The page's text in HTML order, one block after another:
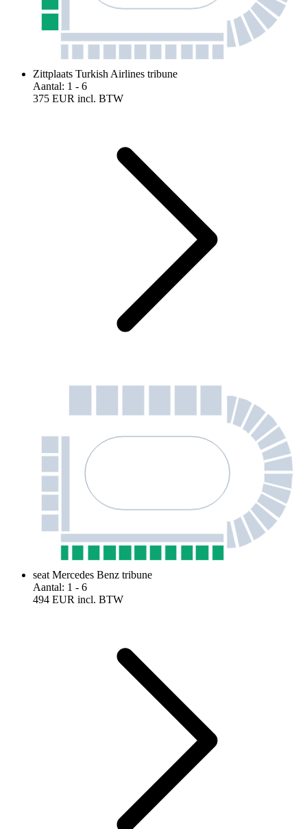
Zittplaats Turkish Airlines tribune
Aantal: 1 - 6
375 EUR incl. BTW
seat Mercedes Benz tribune
Aantal: 1 - 6
494 EUR incl. BTW